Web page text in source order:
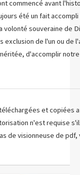
commencé avant
été un fait
volonté souveraine de
exclusion de l'un ou de
d'accomplir
et copiées
n'est requise
de visionneuse de